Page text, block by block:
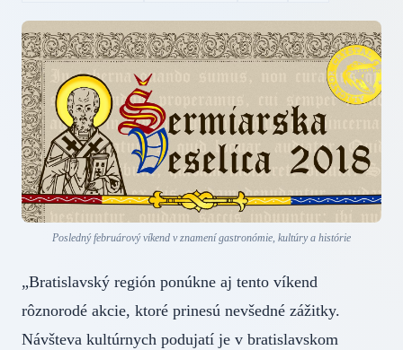
Posledný februárový víkend v znamení gastronómie, kultúry a histórie
„Bratislavský región ponúkne aj tento víkend
rôznorodé akcie, ktoré prinesú nevšedné zážitky.
Návšteva kultúrnych podujatí je v bratislavskom